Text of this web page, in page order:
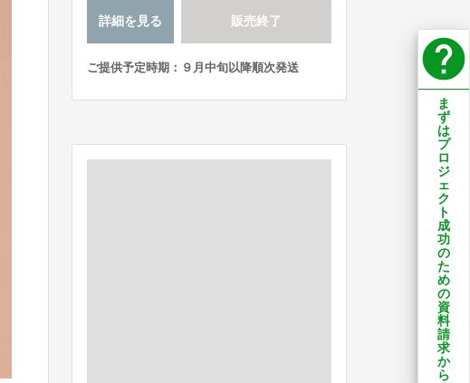
詳細を見る 販売終了
ご提供予定時期：９月中旬以降順次発送 help
ま
ず
は
プ
ロ
ジ
ェ
ク
ト
成
功
の
た
め
の
資
料
請
求
か
ら